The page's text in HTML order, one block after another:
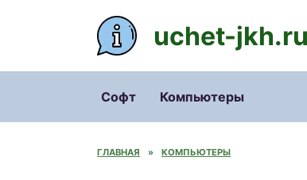
uchet-jkh.ru
Софт Компьютеры
ГЛАВНАЯ » КОМПЬЮТЕРЫ